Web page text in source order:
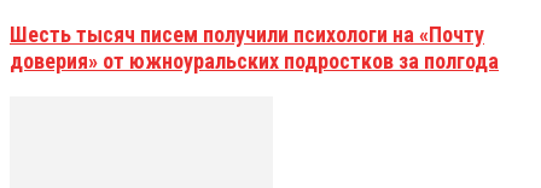
Шесть тысяч писем получили психологи на «Почту
доверия» от южноуральских подростков за полгода